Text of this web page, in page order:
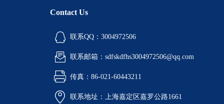
Contact Us
联系QQ：3004972506
联系邮箱：sdfskdfhs3004972506@qq.com
传真：86-021-60443211
联系地址：上海嘉定区嘉罗公路1661